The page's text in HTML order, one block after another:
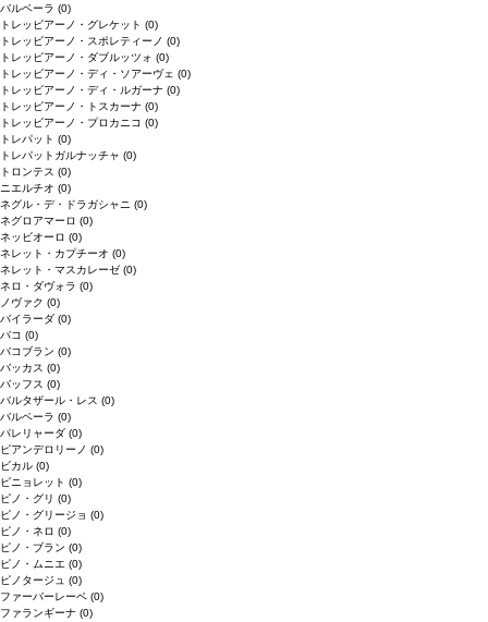
バルベーラ (0)
トレッビアーノ・グレケット (0)
トレッビアーノ・スポレティーノ (0)
トレッビアーノ・ダブルッツォ (0)
トレッビアーノ・ディ・ソアーヴェ (0)
トレッビアーノ・ディ・ルガーナ (0)
トレッビアーノ・トスカーナ (0)
トレッビアーノ・プロカニコ (0)
トレパット (0)
トレパットガルナッチャ (0)
トロンテス (0)
ニエルチオ (0)
ネグル・デ・ドラガシャニ (0)
ネグロアマーロ (0)
ネッビオーロ (0)
ネレット・カプチーオ (0)
ネレット・マスカレーゼ (0)
ネロ・ダヴォラ (0)
ノヴァク (0)
バイラーダ (0)
バコ (0)
バコブラン (0)
バッカス (0)
バッフス (0)
バルタザール・レス (0)
バルベーラ (0)
パレリャーダ (0)
ピアンデロリーノ (0)
ビカル (0)
ピニョレット (0)
ピノ・グリ (0)
ピノ・グリージョ (0)
ピノ・ネロ (0)
ピノ・ブラン (0)
ピノ・ムニエ (0)
ピノタージュ (0)
ファーバーレーベ (0)
ファランギーナ (0)